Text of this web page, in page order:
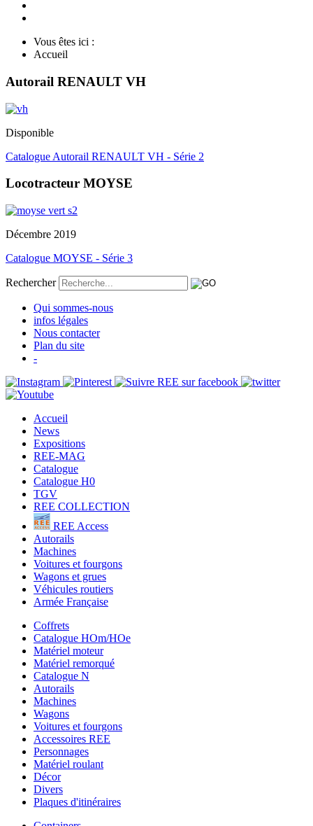
Vous êtes ici :
Accueil
Autorail RENAULT VH
Disponible
Catalogue Autorail RENAULT VH - Série 2
Locotracteur MOYSE
Décembre 2019
Catalogue MOYSE - Série 3
Rechercher
Qui sommes-nous
infos légales
Nous contacter
Plan du site
-
Accueil
News
Expositions
REE-MAG
Catalogue
Catalogue H0
TGV
REE COLLECTION
REE Access
Autorails
Machines
Voitures et fourgons
Wagons et grues
Véhicules routiers
Armée Française
Coffrets
Catalogue HOm/HOe
Matériel moteur
Matériel remorqué
Catalogue N
Autorails
Machines
Wagons
Voitures et fourgons
Accessoires REE
Personnages
Matériel roulant
Décor
Divers
Plaques d'itinéraires